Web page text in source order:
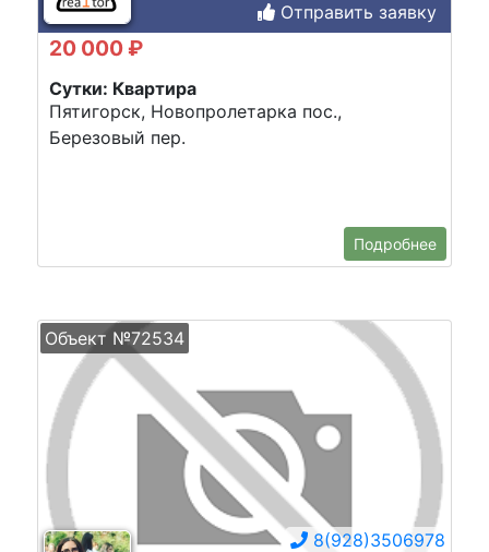
Отправить заявку
20 000 ₽
Сутки: Квартира
Пятигорск, Новопролетарка пос.,
Березовый пер.
Подробнее
Объект №72534
8(928)3506978